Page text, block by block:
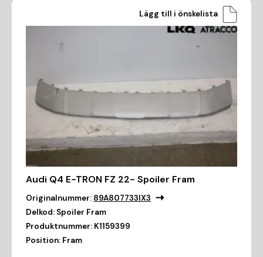
Lägg till i önskelista
Audi Q4 E-TRON FZ 22- Spoiler Fram
Originalnummer: 89A807733IX3
Delkod: Spoiler Fram
Produktnummer: K1159399
Position: Fram